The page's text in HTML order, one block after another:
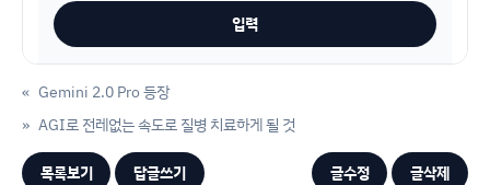
« Gemini 2.0 Pro 등장
AGI로 전레없는 속도로 질병 치료하게 될 것
»
목록보기 답글쓰기 글수정 글삭제